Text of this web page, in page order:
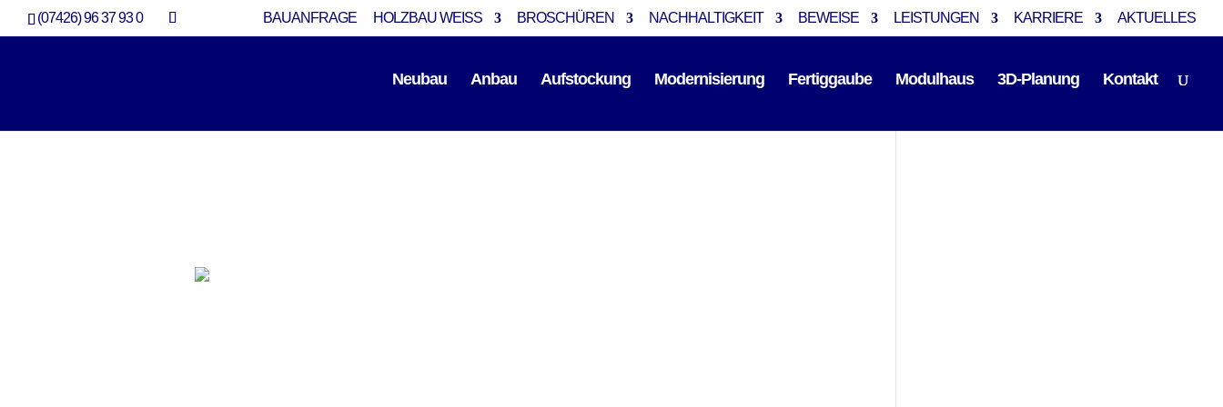
(07426) 96 37 93 0 BAUANFRAGE HOLZBAU WEISS BROSCHÜREN NACHHALTIGKEIT BEWEISE LEISTUNGEN KARRIERE AKTUELLES
Neubau Anbau Aufstockung Modernisierung Fertiggaube Modulhaus 3D-Planung Kontakt